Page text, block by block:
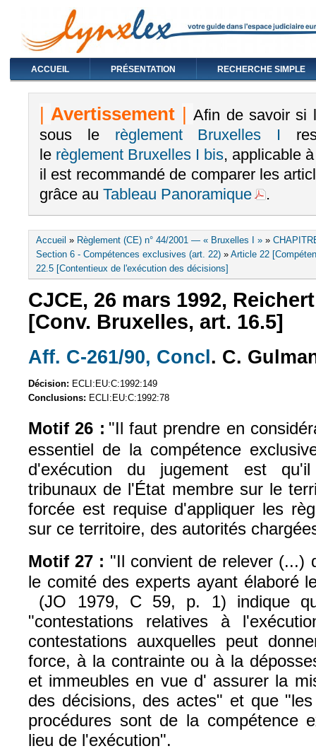
ACCUEIL PRÉSENTATION RECHERCHE SIMPLE
|Avertissement | Afin de savoir si
sous le règlement Bruxelles I
le règlement Bruxelles I bis, applicable
il est recommandé de comparer les
grâce au Tableau Panoramique .
Vous êtes ici
Accueil » Règlement (CE) n° 44/2001 — « Bruxelles I » »
Section 6 - Compétences exclusives (art. 22) » Article 22
22.5 [Contentieux de l'exécution des décisions]
CJCE, 26 mars 1992,
[Conv. Bruxelles, art. 16.5]
Aff. C-261/90, (le lien est externe)
Concl (le lien est
. C.
Décision: ECLI:EU:C:1992:149
Conclusions: ECLI:EU:C:1992:78
Motif 26 : "Il faut prendre en
essentiel de la compétence
d'exécution du jugement est
tribunaux de l'État membre sur le
forcée est requise d'appliquer les
sur ce territoire, des autorités
Motif 27 : "Il convient de relever (...)
le comité des experts ayant élaboré
(le lien est externe)
(JO 1979, C 59, p. 1) indique
"contestations relatives à
contestations auxquelles peut
force, à la contrainte ou à la
et immeubles en vue d' assurer la
des décisions, des actes" et que
procédures sont de la compétence
lieu de l'exécution".